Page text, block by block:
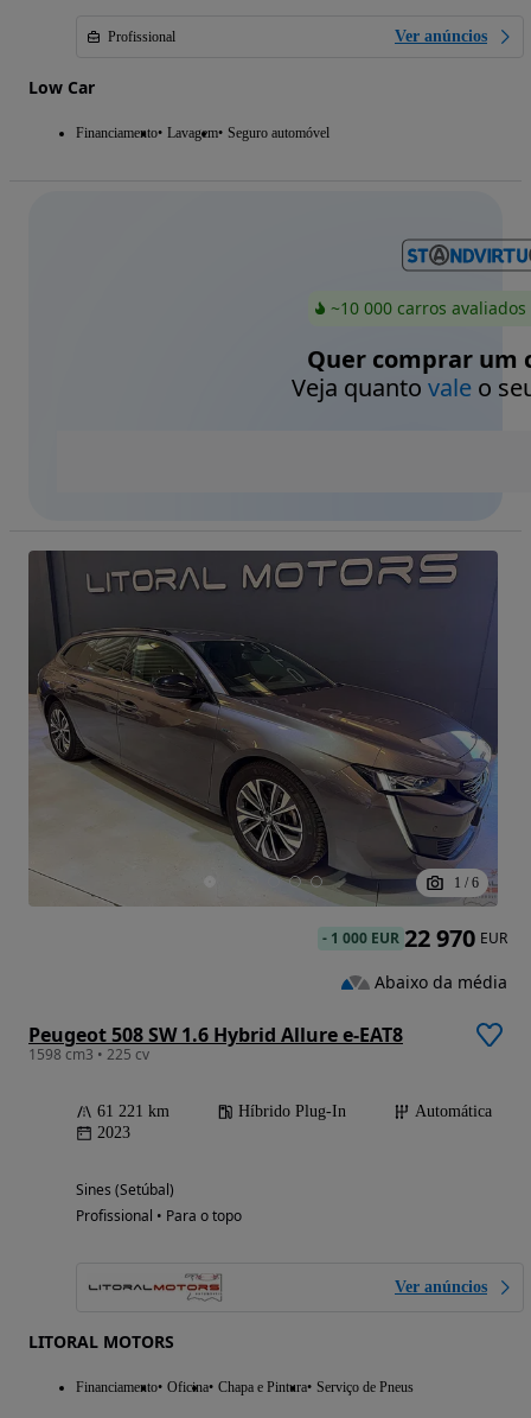
Profissional Ver anúncios
Low Car
Financiamento Lavagem Seguro automóvel
~10 000 carros
Quer comprar um
Veja quanto valeo
1 / 6
Peugeot 508 SW 1.6 Hybrid Allure e-EAT8
1598 cm3 • 225 cv
61 221 km Híbrido Plug-In
Automática
2023
Sines (Setúbal)
Profissional • Para o topo
Ver anúncios
LITORAL MOTORS
Financiamento Oficina Chapa e Pintura Serviço de Pneus
- 1 000 EUR 22 970 EUR
Abaixo da média